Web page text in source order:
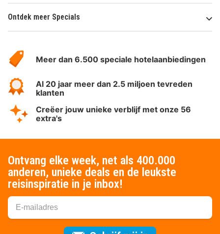
Ontdek meer Specials
HotelSpecials
Meer dan 6.500 speciale hotelaanbiedingen
Al 20 jaar meer dan 2.5 miljoen tevreden
klanten
Creëer jouw unieke verblijf met onze 56
extra's
Ontvang elke week, net als 400.000
anderen, unieke deals en de leukste
reisinspiratie in je inbox!